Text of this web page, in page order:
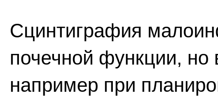
Сцинтиграфия
почечной функции, но
например при